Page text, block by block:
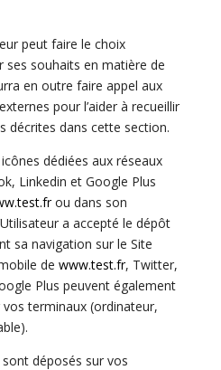
peut faire le choix
ses souhaits en matière de
en outre faire appel aux
pour l’aider à recueillir
décrites dans cette section.
dédiées aux réseaux
Linkedin et Google Plus
ou dans son
a accepté le dépôt
sa navigation sur le Site
de www.test.fr, Twitter,
Plus peuvent également
terminaux (ordinateur,
déposés sur vos